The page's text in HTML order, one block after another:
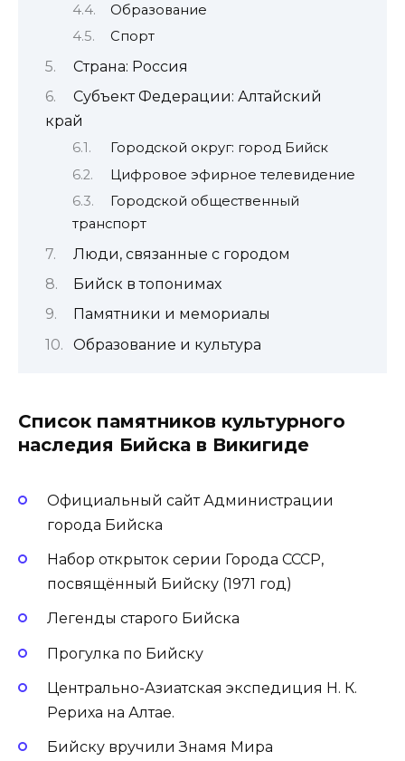
Образование
Спорт
Страна: Россия
Субъект Федерации: Алтайский
край
Городской округ: город Бийск
Цифровое эфирное телевидение
Городской общественный
транспорт
Люди, связанные с городом
Бийск в топонимах
Памятники и мемориалы
Образование и культура
Список памятников культурного
наследия Бийска в Викигиде
Официальный сайт Администрации
города Бийска
Набор открыток серии Города СССР,
посвящённый Бийску (1971 год)
Легенды старого Бийска
Прогулка по Бийску
Центрально-Азиатская экспедиция Н. К.
Рериха на Алтае.
Бийску вручили Знамя Мира